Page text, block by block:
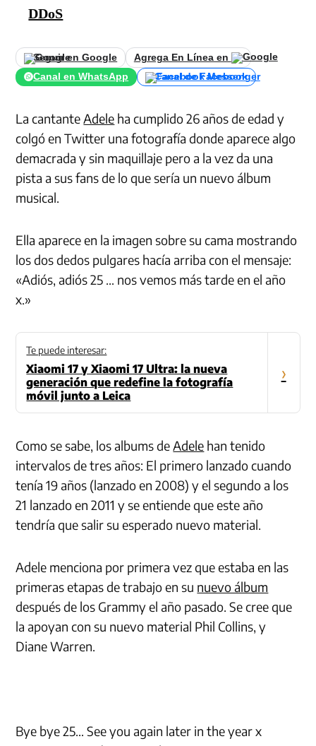
DDoS
Seguir en Google
Agrega En Línea en
Canal en WhatsApp
Canal de Facebook
La cantanteAdele ha cumplido 26 años de edad y
colgó en Twitter una fotografía donde aparece algo
demacrada y sin maquillaje pero a la vez da una
pista a sus fans de lo que sería un nuevo álbum
musical.
Ella aparece en la imagen sobre su cama mostrando
los dos dedos pulgares hacía arriba con el mensaje:
«Adiós, adiós 25 … nos vemos más tarde en el año
x.»
Te puede interesar:
Xiaomi 17 y Xiaomi 17 Ultra: la nueva
generación que redefine la fotografía
móvil junto a Leica
›
Como se sabe, los albums deAdele han tenido
intervalos de tres años: El primero lanzado cuando
tenía 19 años (lanzado en 2008) y el segundo a los
21 lanzado en 2011 y se entiende que este año
tendría que salir su esperado nuevo material.
Adele menciona por primera vez que estaba en las
primeras etapas de trabajo en su nuevo álbum
después de los Grammy el año pasado. Se cree que
la apoyan con su nuevo material Phil Collins, y
Diane Warren.
Bye bye 25… See you again later in the year x